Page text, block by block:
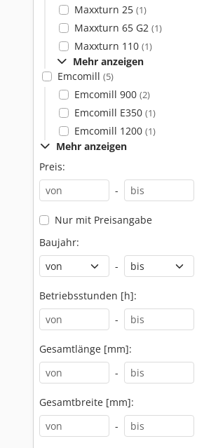
Maxxturn 25 (1)
Maxxturn 65 G2 (1)
Maxxturn 110 (1)
Mehr anzeigen
Emcomill (5)
Emcomill 900 (2)
Emcomill E350 (1)
Emcomill 1200 (1)
Mehr anzeigen
Preis:
-
Nur mit Preisangabe
Baujahr:
-
Betriebsstunden [h]:
-
Gesamtlänge [mm]:
-
Gesamtbreite [mm]:
-
Dreh Fräszentrum Dmg Dreh CNC